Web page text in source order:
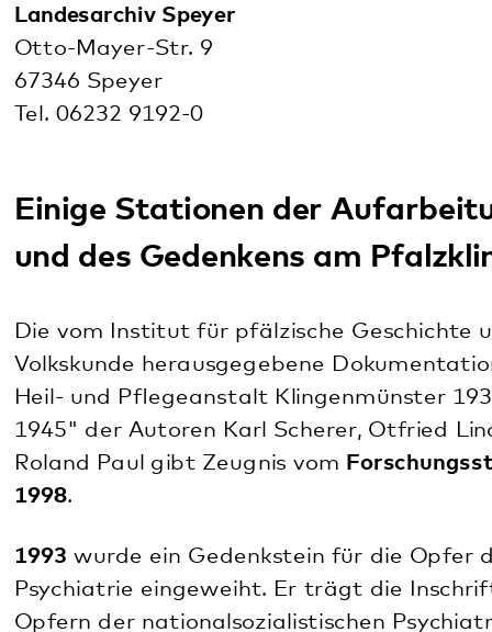
Seit 1996wird bundesweit
nationale Gedenktag für die Opfer des
Nationalsozialismus
Pfalzklinikum. Es finden Gedenkveranstaltungen
Psychiatrie" wurde am11. April 2008auf dem
Klinikgeländes in Klingenmünster eingeweiht.
Im Rahmen eines Promotionsstipendiums
bearbeitete der KulturwissenschaftlerDr. Christof
Beyervon2007 bis 2009 die 150-jährige Geschichte
des Pfalzklinikums
. Dabei beleuchtete er
Klinikvergangenheit angemessen. Die Promotion
Die Forschungsergebnisse von Dr. Christof Beyer
wurden vom Institut für pfälzische Geschichte und
Volkskunde Kaiserslautern herausgegeben. Das